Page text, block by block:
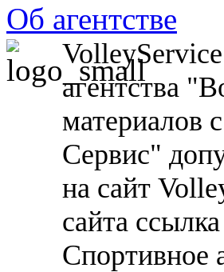
Об агентстве
агентства
материалов
Сервис"
на сайт
сайта
Спортивное